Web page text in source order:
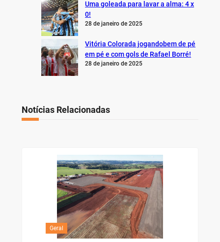
0!
28 de janeiro de 2025
em pé e com gols de Rafael Borré!
28 de janeiro de 2025
Notícias Relacionadas
Geral